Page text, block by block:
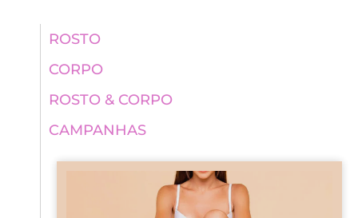
ROSTO
CORPO
ROSTO & CORPO
CAMPANHAS